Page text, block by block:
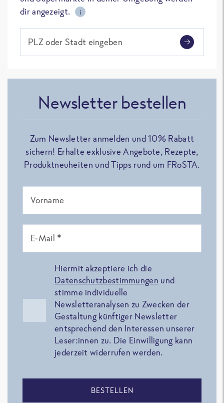
dir angezeigt.
i
PLZ oder Stadt eingeben
Newsletter bestellen
Zum Newsletter anmelden und 10% Rabatt
sichern! Erhalte exklusive Angebote, Rezepte,
Produktneuheiten und Tipps rund um FRoSTA.
Vorname
E-Mail *
Hiermit akzeptiere ich die
Datenschutzbestimmungen und
stimme individuelle
Newsletteranalysen zu Zwecken der
Gestaltung künftiger Newsletter
entsprechend den Interessen unserer
Leser:innen zu. Die Einwilligung kann
jederzeit widerrufen werden.
BESTELLEN